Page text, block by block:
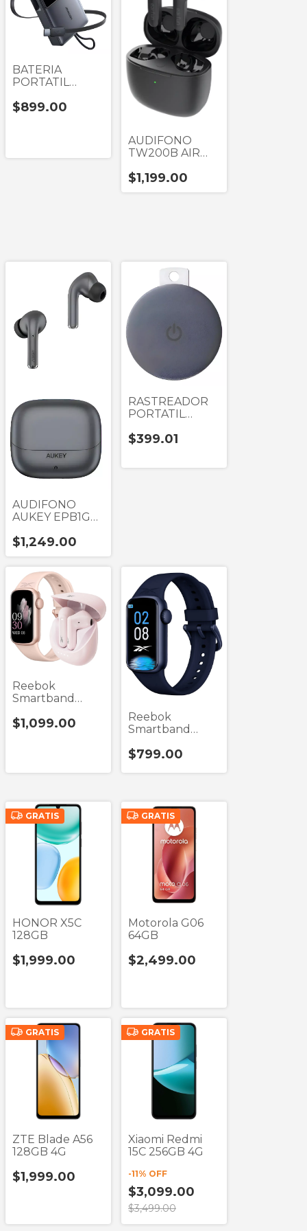
BATERIA
PORTATIL
JPR1G GRIS
C 10,000 mAh
$899.00
AUDIFONO
TW200B AIR
TRUE
WIRELESS
$1,199.00
AUDIFONO
AUKEY EPB1GM
WIRELESS
$1,249.00
RASTREADOR
PORTATIL
GRIS 80DB
$399.01
Reebok
Smartband
Pack
$1,099.00
Reebok
Smartband
$799.00
GRATIS
HONOR X5C
128GB
$1,999.00
GRATIS
Motorola G06
64GB
$2,499.00
GRATIS
ZTE Blade A56
128GB 4G
$1,999.00
GRATIS
Xiaomi Redmi
15C 256GB 4G
-11% OFF
$3,099.00
$3,499.00